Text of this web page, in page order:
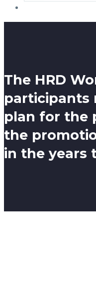
The HRD
participants
plan for the
the
in the years